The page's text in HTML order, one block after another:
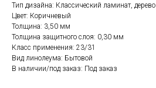
Тип дизайна: Классический ламинат, дерево
Цвет: Коричневый
Толщина: 3,50 мм
Толщина защитного слоя: 0,30 мм
Класс применения: 23/31
Вид линолеума: Бытовой
В наличии/под заказ: Под заказ